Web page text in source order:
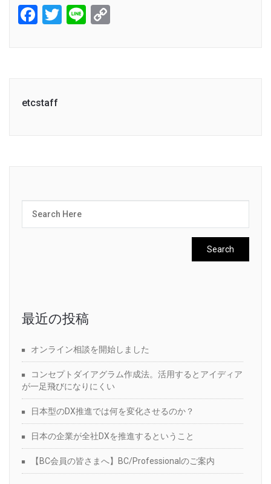
Facebook
Twitter
Line
etcstaff
最近の投稿
オンライン相談を開始しました
コンセプトダイアグラム作成法。活用するとアイディア
が一足飛びになりにくい
日本型のDX推進では何を変化させるのか？
日本の企業が全社DXを推進するということ
【BC会員の皆さまへ】BC/Professionalのご案内